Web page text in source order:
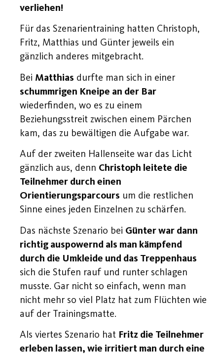
verliehen!
Für das Szenarientraining hatten Christoph,
Fritz, Matthias und Günter jeweils ein
gänzlich anderes mitgebracht.
Bei Matthias durfte man sich in einer
schummrigen Kneipe an der Bar
wiederfinden, wo es zu einem
Beziehungsstreit zwischen einem Pärchen
kam, das zu bewältigen die Aufgabe war.
Auf der zweiten Hallenseite war das Licht
gänzlich aus, denn Christoph leitete die
Teilnehmer durch einen
Orientierungsparcours um die restlichen
Sinne eines jeden Einzelnen zu schärfen.
Das nächste Szenario bei Günter war dann
richtig auspowernd als man kämpfend
durch die Umkleide und das Treppenhaus
sich die Stufen rauf und runter schlagen
musste. Gar nicht so einfach, wenn man
nicht mehr so viel Platz hat zum Flüchten wie
auf der Trainingsmatte.
Als viertes Szenario hat Fritz die Teilnehmer
erleben lassen, wie irritiert man durch eine